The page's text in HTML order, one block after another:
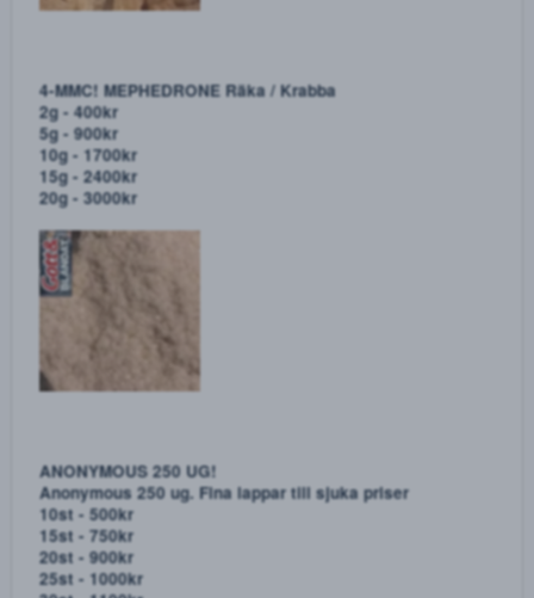
medföljer på varje order
2g - 500kr
5g - 900kr
10g - 1700kr
20g - 3200kr
Vårt omåttligt populära Ketamin medföljer även enligt
följande tabell:
Beställ 2g MDMA få 1g Ketamin
Beställ 5g MDMA få 2g Ketamin
Beställ 10g MDMA få 4g Ketamin
Beställ 20g MDMA få 5g Ketamin
Beställ 50g MDMA få 10g Ketamin
Beställ 100g MDMA få 20g Ketamin